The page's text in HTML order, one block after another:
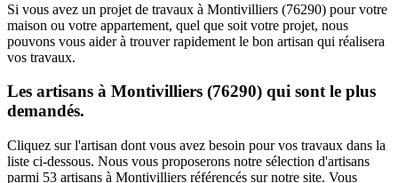
Si vous avez un projet de travaux à Montivilliers (76290) pour votre
maison ou votre appartement, quel que soit votre projet, nous
pouvons vous aider à trouver rapidement le bon artisan qui réalisera
vos travaux.
Les artisans à Montivilliers (76290) qui sont le plus
demandés.
Cliquez sur l'artisan dont vous avez besoin pour vos travaux dans la
liste ci-dessous. Nous vous proposerons notre sélection d'artisans
parmi 53 artisans à Montivilliers référencés sur notre site. Vous